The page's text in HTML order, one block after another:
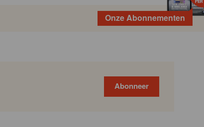
Onze Abonnementen
Abonneer